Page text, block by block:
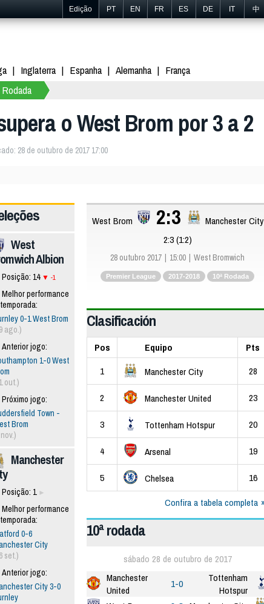
Edição PT EN FR ES DE IT 中
Inglaterra Espanha Alemanha
França
Rodada
o West Brom por 3 a 2
28 de outubro de 2017 17:00
West
Albion
Posição: 14 -1
Melhor performance
0-1 West Brom
ago.)
Anterior jogo:
1-0 West
out.)
Próximo jogo:
Town -
Brom
Manchester
Posição: 1
Melhor performance
0-6
City
set.)
Anterior jogo:
City 3-0
West Brom 2:3
Manchester City
2:3 (1:2)
28 outubro 2017 15:00 West Bromwich
Premier League 2017-2018 10ª Rodada
Clasificación
Pos Equipo
Pts
1
Manchester City 28
2 Manchester United 23
3 Tottenham Hotspur 20
4 Arsenal 19
5 Chelsea
16
Confira a tabela completa
10ª rodada
sábado 28 de outubro de 2017
Manchester
United
1-0
Tottenham
Hotspur